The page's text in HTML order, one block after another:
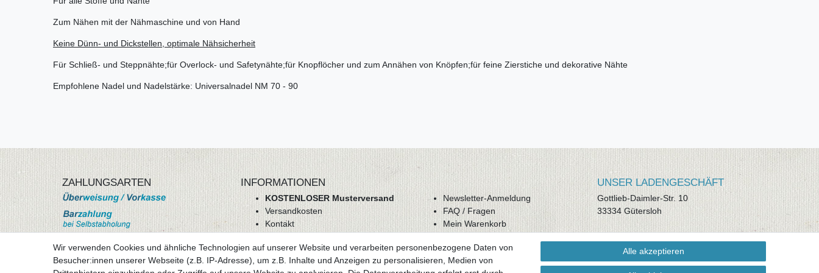
Zum Nähen mit der Nähmaschine und von Hand
Keine Dünn- und Dickstellen, optimale Nähsicherheit
Für Schließ- und Steppnähte;für Overlock- und Safetynähte;für Knopflöcher und zum Annähen von Knöpfen;für feine Zierstiche und dekorative Nähte
Empfohlene Nadel und Nadelstärke: Universalnadel NM 70 - 90
ZAHLUNGSARTEN INFORMATIONEN
KOSTENLOSER Musterversand
Versandkosten
Kontakt
AGB
Datenschutz
Newsletter-Anmeldung
FAQ / Fragen
Mein Warenkorb
Mein Konto
UNSER LADENGESCHÄFT
Gottlieb-Daimler-Str. 10
33334 Gütersloh
ÖFFNUNGSZEITEN
Montag - Dienstag: 8.00 - 18.00 Uhr,
Mittwoch Ruhetag, Donnerstag: 8.00 -
Wir verwenden Cookies und ähnliche Technologien auf unserer Website und verarbeiten personenbezogene Daten von
Besucher:innen unserer Webseite (z.B. IP-Adresse), um z.B. Inhalte und Anzeigen zu personalisieren, Medien von
Alle akzeptieren